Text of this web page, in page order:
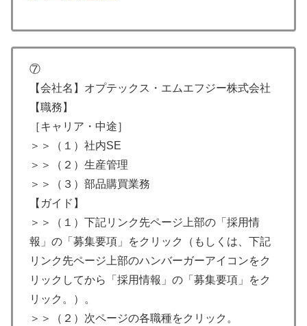
⑦
【会社名】オプテックス・エムエフジー株式会社
【職務】
［キャリア・中途］
＞＞（１）社内SE
＞＞（２）生産管理
＞＞（３）部品購買業務
【ガイド】
＞＞（１）下記リンク先ページ上部の「採用情
報」の「募集要項」をクリック（もしくは、下記
リンク先ページ上部のハンバーガーアイコンをク
リックしてから「採用情報」の「募集要項」をク
リック。）。
＞＞（２）次ページの各職種をクリック。